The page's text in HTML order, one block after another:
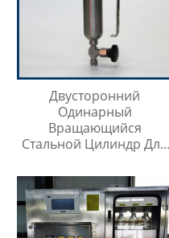
Двусторонний
Одинарный
Вращающийся
Стальной Цилиндр Для